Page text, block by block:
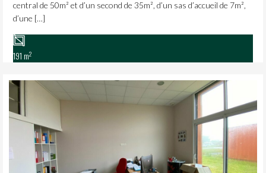
central de 50m² et d’un second de 35m², d’un sas d’accueil de 7m²,
d’une […]
191 m2